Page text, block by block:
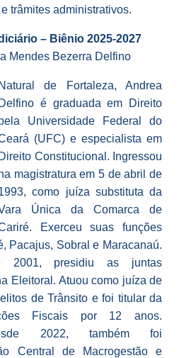
trâmites administrativos.
– Biênio 2025-2027
Mendes Bezerra Delfino
Natural de Fortaleza, Andrea
Delfino é graduada em Direito
Universidade Federal do
(UFC) e especialista em
Direito Constitucional. Ingressou
magistratura em 5 de abril de
como juíza substituta da
Única da Comarca de
Exerceu suas funções
Pacajus, Sobral e Maracanaú.
2001, presidiu as juntas
Eleitoral. Atuou como juíza de
de Trânsito e foi titular da
Fiscais por 12 anos.
2022, também foi
Central de Macrogestão e